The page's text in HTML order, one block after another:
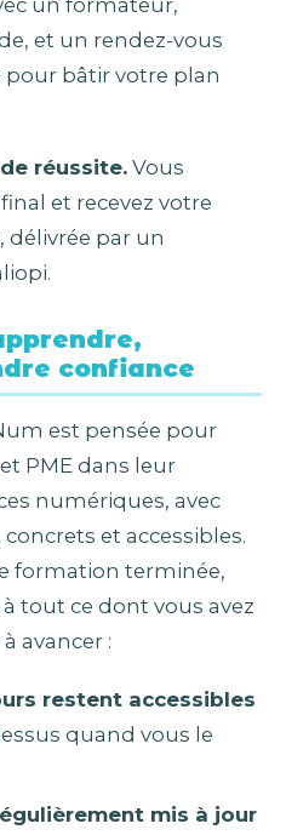
et un rendez-vous
pour bâtir votre plan
réussite. Vous
et recevez votre
délivrée par un
confiance
est pensée pour
PME dans leur
numériques, avec
et accessibles.
formation terminée,
à tout ce dont vous avez
avancer :
restent accessibles
quand vous le
mis à jour